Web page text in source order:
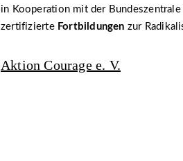
in Kooperation mit der
zertifizierte Fortbildungen zur
Aktion Courage e. V.